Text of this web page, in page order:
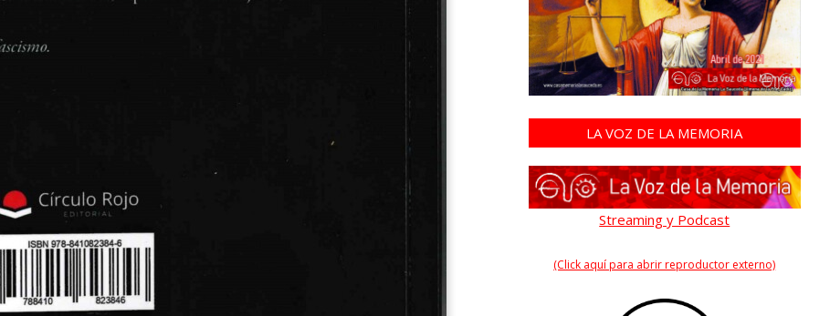
LA VOZ DE LA MEMORIA
Streaming y Podcast
(Click aquí para abrir reproductor externo)